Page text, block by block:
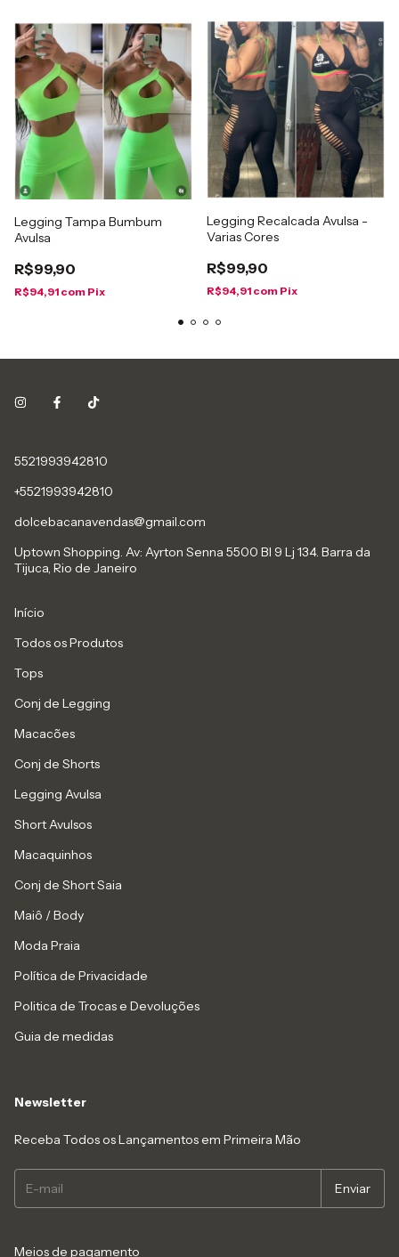
Legging Tampa Bumbum
Avulsa
R$99,90
R$94,91 com Pix
Legging Recalcada Avulsa -
Varias Cores
R$99,90
R$94,91 com Pix
5521993942810
+5521993942810
dolcebacanavendas@gmail.com
Uptown Shopping. Av: Ayrton Senna 5500 Bl 9 Lj 134. Barra da
Tijuca, Rio de Janeiro
Início
Todos os Produtos
Tops
Conj de Legging
Macacões
Conj de Shorts
Legging Avulsa
Short Avulsos
Macaquinhos
Conj de Short Saia
Maiô / Body
Moda Praia
Política de Privacidade
Politica de Trocas e Devoluções
Guia de medidas
Newsletter
Receba Todos os Lançamentos em Primeira Mão
Meios de pagamento